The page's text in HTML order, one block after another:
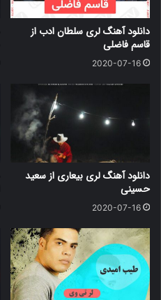
دانلود آهنگ لری سلطان ادب از
قاسم فاضلی
2020-07-16
دانلود آهنگ لری بیعاری از سعید
حسینی
2020-07-16